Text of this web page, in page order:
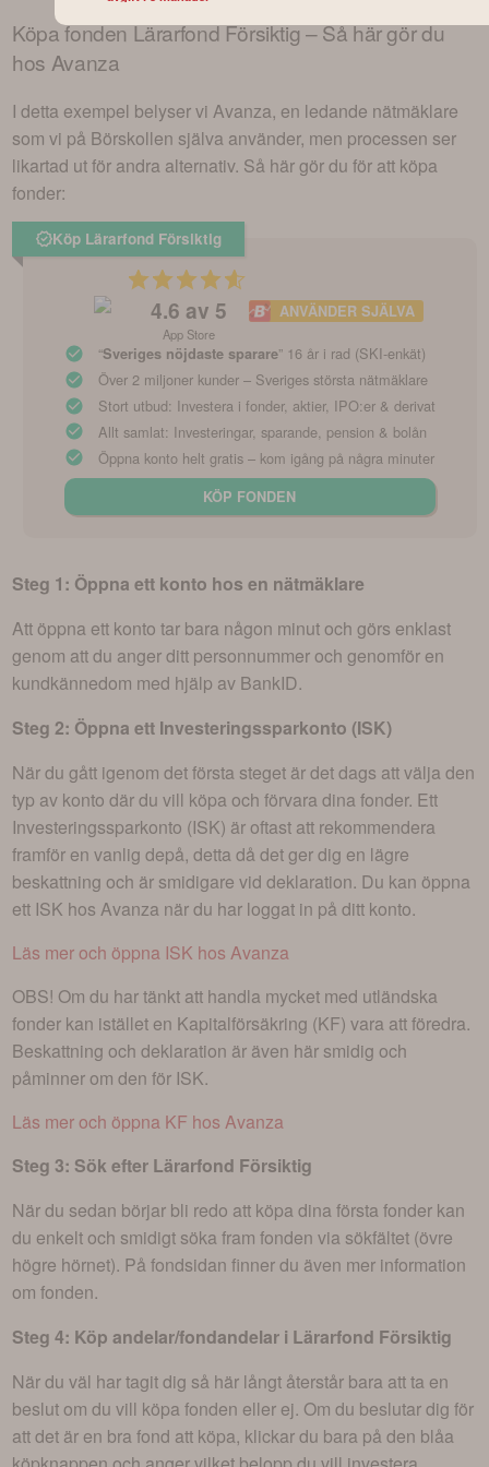
Köpa fondenLärarfond Försiktig– Så här gör du
hos Avanza
I detta exempel belyser vi Avanza, en ledande nätmäklare
som vi på Börskollen själva använder, men processen ser
likartad ut för andra alternativ. Så här gör du för att köpa
fonder:
Köp Lärarfond Försiktig
4.6 av 5
App Store
ANVÄNDER SJÄLVA
“Sveriges nöjdaste sparare” 16 år i rad (SKI-enkät)
Över 2 miljoner kunder – Sveriges största nätmäklare
Stort utbud: Investera i fonder, aktier, IPO:er & derivat
Allt samlat: Investeringar, sparande, pension & bolån
Öppna konto helt gratis – kom igång på några minuter
KÖP FONDEN
Steg 1: Öppna ett konto hos en nätmäklare
Att öppna ett konto tar bara någon minut och görs enklast
genom att du anger ditt personnummer och genomför en
kundkännedom med hjälp av BankID.
Steg 2: Öppna ett Investeringssparkonto (ISK)
När du gått igenom det första steget är det dags att välja den
typ av konto där du vill köpa och förvara dina fonder. Ett
Investeringssparkonto (ISK) är oftast att rekommendera
framför en vanlig depå, detta då det ger dig en lägre
beskattning och är smidigare vid deklaration. Du kan öppna
ett ISK hos Avanza när du har loggat in på ditt konto.
Läs mer och öppna ISK hos Avanza
OBS! Om du har tänkt att handla mycket med utländska
fonder kan istället en Kapitalförsäkring (KF) vara att föredra.
Beskattning och deklaration är även här smidig och
påminner om den för ISK.
Läs mer och öppna KF hos Avanza
Steg 3: Sök efter Lärarfond Försiktig
När du sedan börjar bli redo att köpa dina första fonder kan
du enkelt och smidigt söka fram fonden via sökfältet (övre
högre hörnet). På fondsidan finner du även mer information
om fonden.
Steg 4: Köp andelar/fondandelar i Lärarfond Försiktig
När du väl har tagit dig så här långt återstår bara att ta en
beslut om du vill köpa fonden eller ej. Om du beslutar dig för
att det är en bra fond att köpa, klickar du bara på den blåa